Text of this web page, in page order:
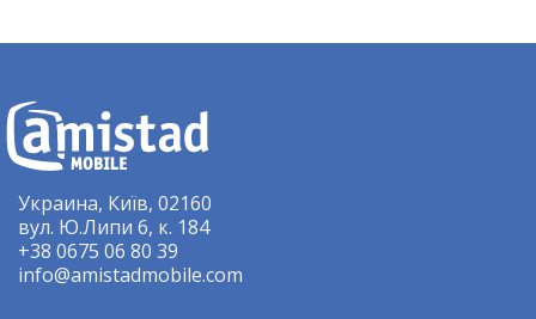
Украина, Київ, 02160
вул. Ю.Липи 6, к. 184
+38 0675 06 80 39
info@amistadmobile.com